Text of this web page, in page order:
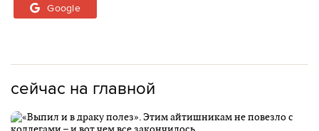
Google
сейчас на главной